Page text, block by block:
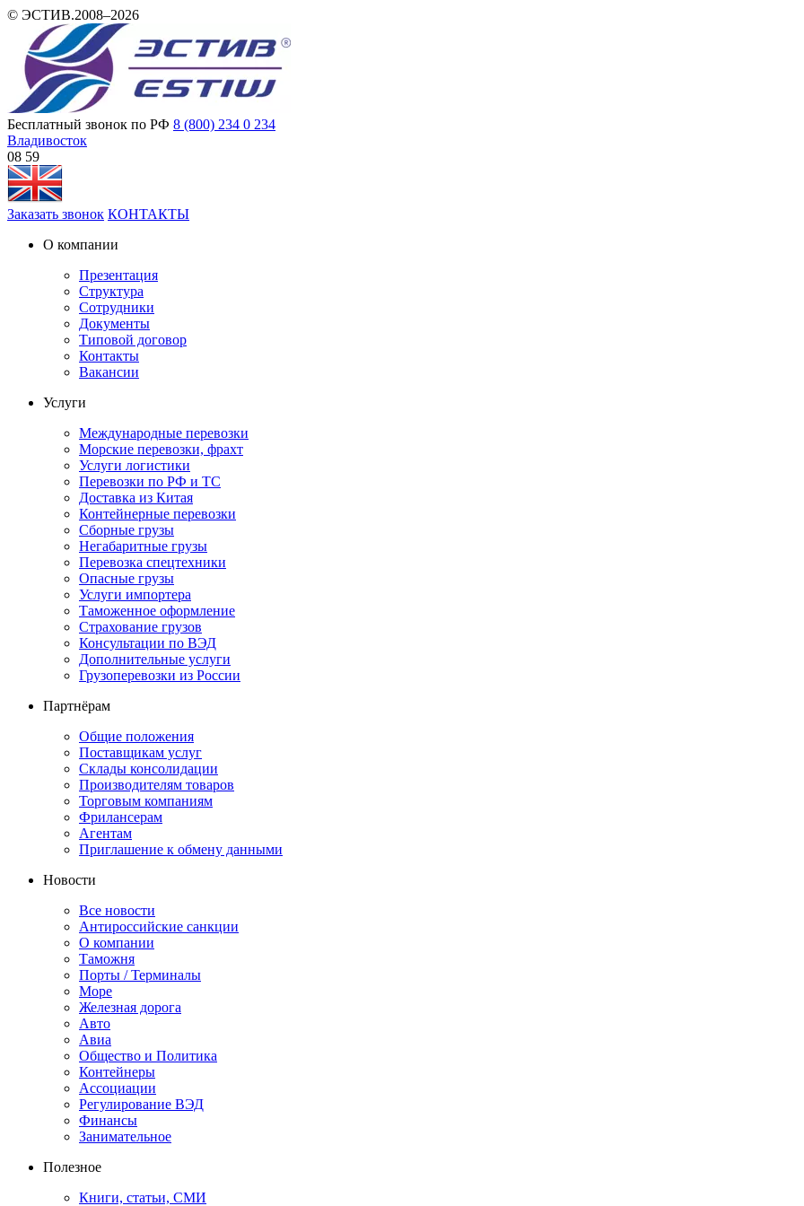
© ЭСТИВ.2008–2026
Бесплатный звонок по РФ 8 (800) 234 0 234
Владивосток
08 59
Заказать звонок КОНТАКТЫ
О компании
Презентация
Структура
Сотрудники
Документы
Типовой договор
Контакты
Вакансии
Услуги
Международные перевозки
Морские перевозки, фрахт
Услуги логистики
Перевозки по РФ и ТС
Доставка из Китая
Контейнерные перевозки
Сборные грузы
Негабаритные грузы
Перевозка спецтехники
Опасные грузы
Услуги импортера
Таможенное оформление
Страхование грузов
Консультации по ВЭД
Дополнительные услуги
Грузоперевозки из России
Партнёрам
Общие положения
Поставщикам услуг
Склады консолидации
Производителям товаров
Торговым компаниям
Фрилансерам
Агентам
Приглашение к обмену данными
Новости
Все новости
Антироссийские санкции
О компании
Таможня
Порты / Терминалы
Море
Железная дорога
Авто
Авиа
Общество и Политика
Контейнеры
Ассоциации
Регулирование ВЭД
Финансы
Занимательное
Полезное
Книги, статьи, СМИ